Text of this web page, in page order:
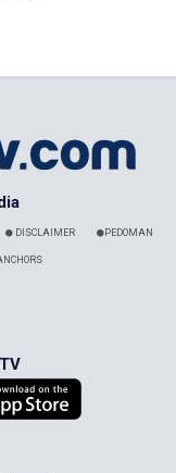
DISCLAIMER PEDOMAN